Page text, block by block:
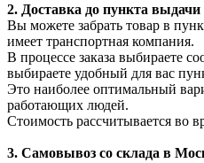
2. Доставка до пункта выдачи
Вы можете забрать товар в
имеет транспортная компания.
В процессе заказа выбираете
выбираете удобный для вас
Это наиболее оптимальный
работающих людей.
Стоимость рассчитывается во
3. Самовывоз со склада в